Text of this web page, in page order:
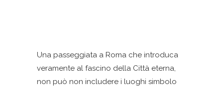
Una passeggiata a Roma che introduca
veramente al fascino della Città eterna,
non può non includere i luoghi simbolo